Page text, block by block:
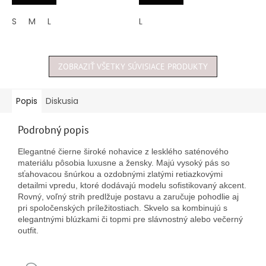
hviezdičiek.
S M L
hviezdičiek.
L
ZOBRAZIŤ VŠETKY SÚVISIACE PRODUKTY
Popis Diskusia
Podrobný popis
Elegantné čierne široké nohavice z lesklého saténového
materiálu pôsobia luxusne a žensky. Majú vysoký pás so
sťahovacou šnúrkou a ozdobnými zlatými retiazkovými
detailmi vpredu, ktoré dodávajú modelu sofistikovaný akcent.
Rovný, voľný strih predlžuje postavu a zaručuje pohodlie aj
pri spoločenských príležitostiach. Skvelo sa kombinujú s
elegantnými blúzkami či topmi pre slávnostný alebo večerný
outfit.